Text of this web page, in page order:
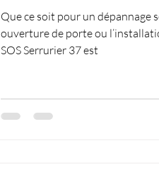
Que ce soit pour un dépannage
ouverture de porte ou
SOS Serrurier 37 est